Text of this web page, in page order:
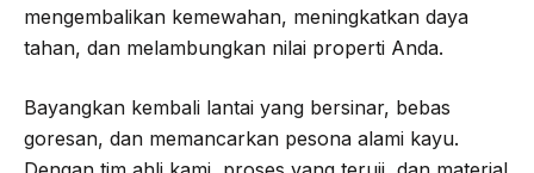
mengembalikan kemewahan, meningkatkan daya
tahan, dan melambungkan nilai properti Anda.
Bayangkan kembali lantai yang bersinar, bebas
goresan, dan memancarkan pesona alami kayu.